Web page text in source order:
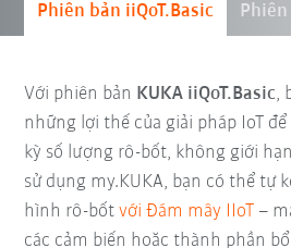
Phiên bản iiQoT.Basic
Với phiên bản KUKA iiQoT.Basic,
những lợi thế của giải pháp IoT
kỳ số lượng rô-bốt, không giới
sử dụng my.KUKA, bạn có thể tự
hình rô-bốt với Đám mây IIoT –
các cảm biến hoặc thành phần